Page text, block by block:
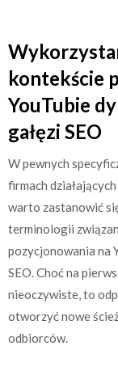
kontekście
YouTubie
gałęzi SEO
W pewnych
firmach
warto zastanowić
terminologii
pozycjonowania na
SEO. Choć na
nieoczywiste, to
otworzyć nowe
odbiorców.